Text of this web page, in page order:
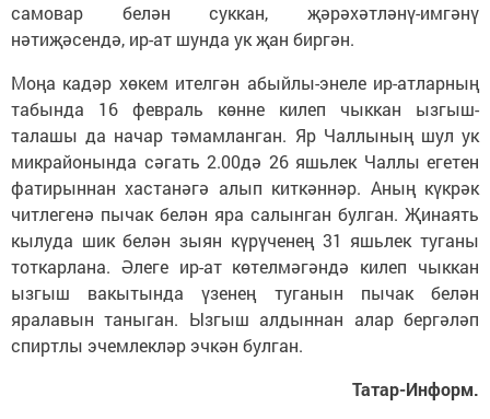
самовар белән суккан, җәрәхәтләнү-имгәнү
нәтиҗәсендә, ир-ат шунда ук җан биргән.
Моңа кадәр хөкем ителгән абыйлы-энеле ир-атларның
табында 16 февраль көнне килеп чыккан ызгыш-
талашы да начар тәмамланган. Яр Чаллының шул ук
микрайонында сәгать 2.00дә 26 яшьлек Чаллы егетен
фатирыннан хастанәгә алып киткәннәр. Аның күкрәк
читлегенә пычак белән яра салынган булган. Җинаять
кылуда шик белән зыян күрүченең 31 яшьлек туганы
тоткарлана. Әлеге ир-ат көтелмәгәндә килеп чыккан
ызгыш вакытында үзенең туганын пычак белән
яралавын таныган. Ызгыш алдыннан алар бергәләп
спиртлы эчемлекләр эчкән булган.
Татар-Информ.